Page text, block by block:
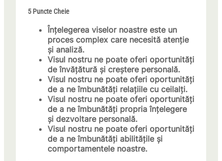
5 Puncte Cheie
Înțelegerea viselor noastre este un
proces complex care necesită atenție
și analiză.
Visul nostru ne poate oferi oportunități
de învățătură și creștere personală.
Visul nostru ne poate oferi oportunități
de a ne îmbunătăți relațiile cu ceilalți.
Visul nostru ne poate oferi oportunități
de a ne îmbunătăți propria înțelegere
și dezvoltare personală.
Visul nostru ne poate oferi oportunități
de a ne îmbunătăți abilitățile și
comportamentele noastre.